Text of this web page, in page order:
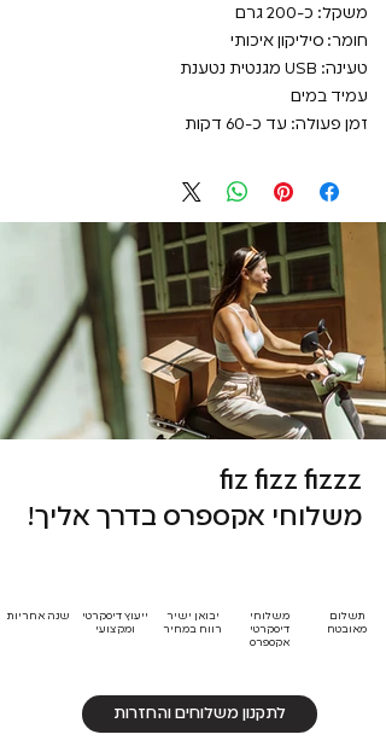
משקל: כ-200 גרם
חומר: סיליקון איכותי
טעינה: USB מגנטית נטענת
עמיד במים
זמן פעולה: עד כ-60 דקות
fiz fizz fizzz
משלוחי אקספרס בדרך אליך!
תשלום
מאובטח
משלוחי
דיסקרטי
אקספרס
יבואן ישיר
רווח במחיר
ייעוץ דיסקרטי
ומקצועי
שנה אחריות
לתקנון משלוחים והחזרות